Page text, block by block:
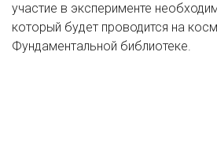
участие в эксперименте
который будет проводится на
Фундаментальной библиотеке.